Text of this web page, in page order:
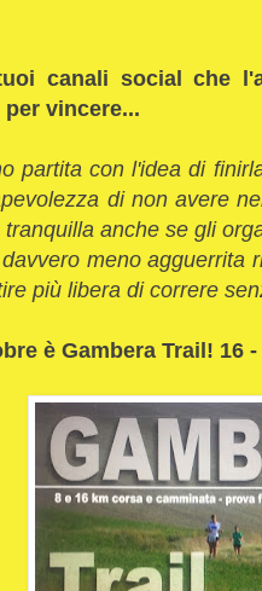
canali social che
vincere...
partita con l'idea di
di non avere
anche se gli
meno agguerrita
più libera di correre
è Gambera Trail! 16